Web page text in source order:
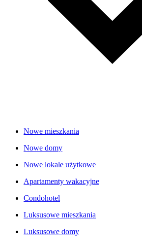
Nowe mieszkania
Nowe domy
Nowe lokale użytkowe
Apartamenty wakacyjne
Condohotel
Luksusowe mieszkania
Luksusowe domy